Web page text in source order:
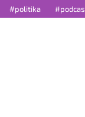
#politika